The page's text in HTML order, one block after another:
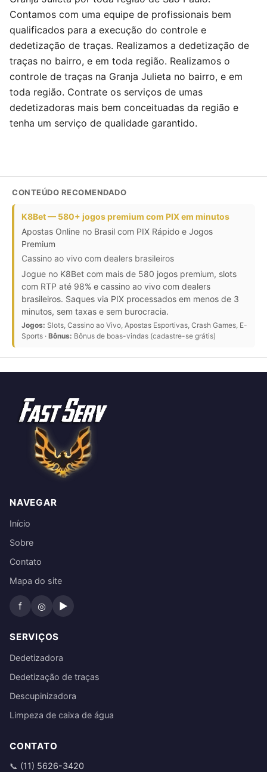
Contamos com uma equipe de profissionais bem
qualificados para a execução do controle e
dedetização de traças. Realizamos a dedetização de
traças no bairro, e em toda região. Realizamos o
controle de traças na Granja Julieta no bairro, e em
toda região. Contrate os serviços de umas
dedetizadoras mais bem conceituadas da região e
tenha um serviço de qualidade garantido.
CONTEÚDO RECOMENDADO
K8Bet — 580+ jogos premium com PIX em minutos
Apostas Online no Brasil com PIX Rápido e Jogos
Premium
Cassino ao vivo com dealers brasileiros
Jogue no K8Bet com mais de 580 jogos premium, slots
com RTP até 98% e cassino ao vivo com dealers
brasileiros. Saques via PIX processados em menos de 3
minutos, sem taxas e sem burocracia.
Jogos: Slots, Cassino ao Vivo, Apostas Esportivas, Crash Games, E-
Sports · Bônus: Bônus de boas-vindas (cadastre-se grátis)
NAVEGAR
Início
Sobre
Contato
Mapa do site
f ◎ ▶
SERVIÇOS
Dedetizadora
Dedetização de traças
Descupinizadora
Limpeza de caixa de água
CONTATO
📞 (11) 5626-3420